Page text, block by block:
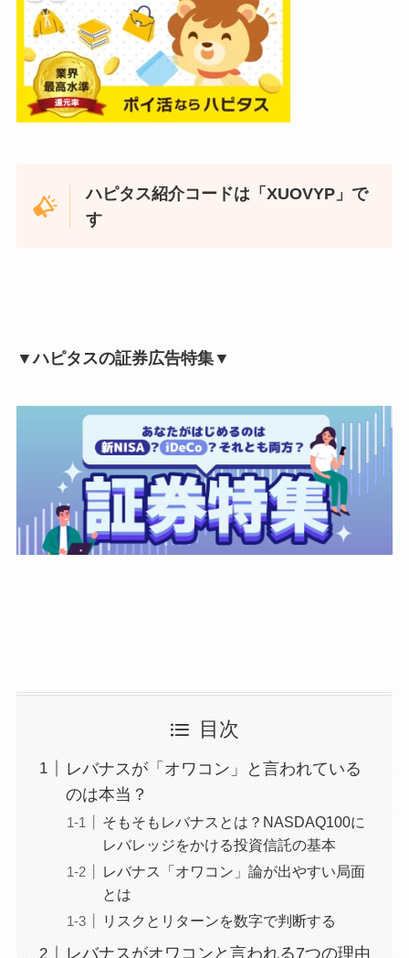
ハピタス紹介コードは「XUOVYP」で
す
▼ハピタスの証券広告特集▼
目次
レバナスが「オワコン」と言われている
のは本当？
そもそもレバナスとは？NASDAQ100に
レバレッジをかける投資信託の基本
レバナス「オワコン」論が出やすい局面
とは
リスクとリターンを数字で判断する
レバナスがオワコンと言われる7つの理由